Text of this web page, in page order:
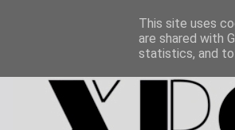
This site uses
are shared with
statistics, and